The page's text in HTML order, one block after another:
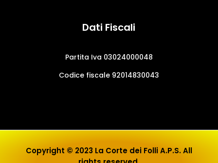
Dati Fiscali
Partita Iva 03024000048
Codice fiscale 92014830043
Copyright © 2023 La Corte dei Folli A.P.S. All